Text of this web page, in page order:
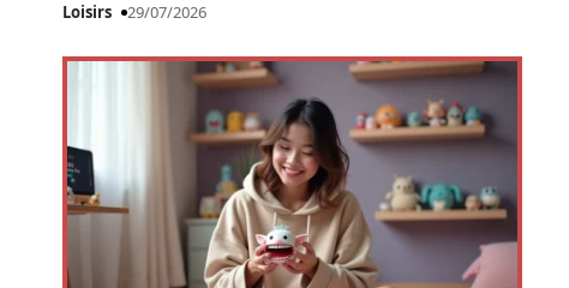
Loisirs 29/07/2026